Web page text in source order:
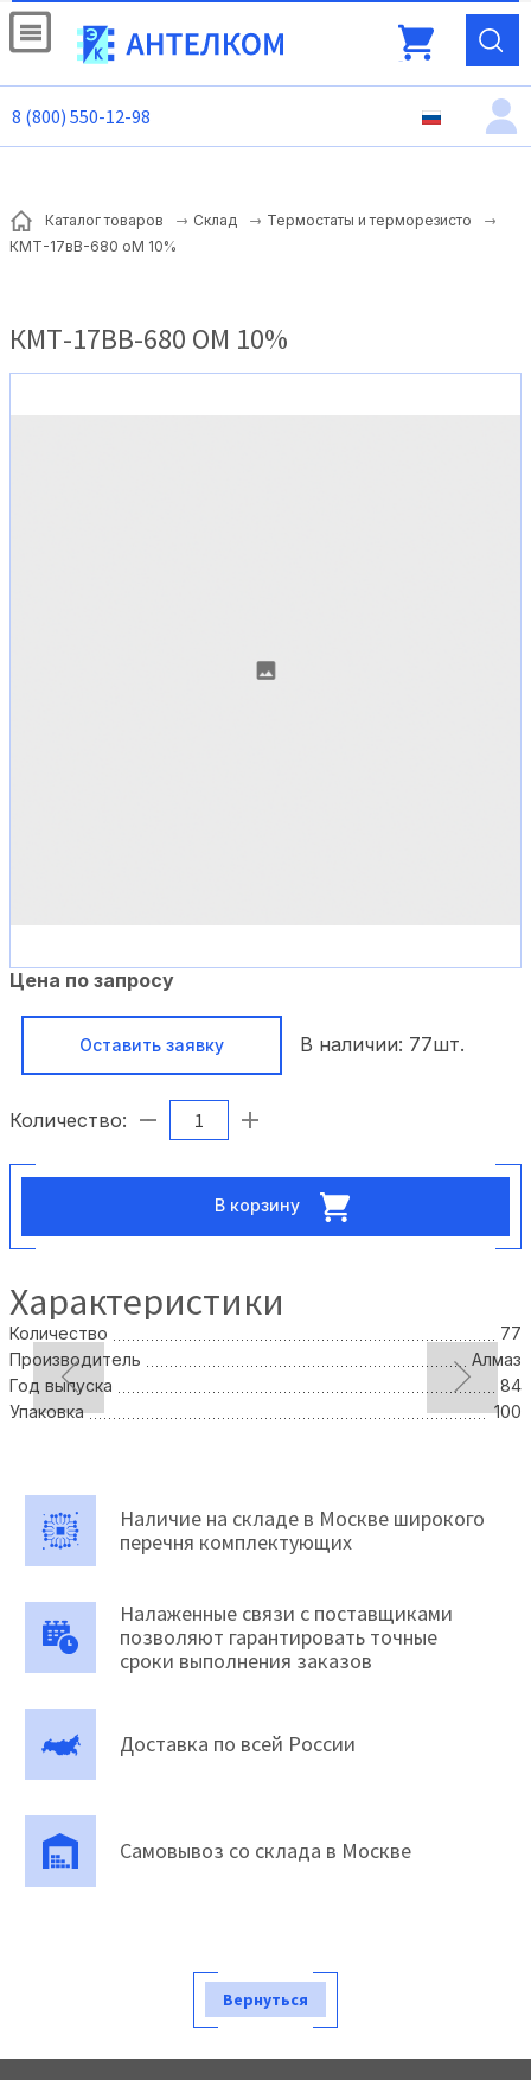
8 (800) 550-12-98
Каталог товаров Склад
Термостаты и терморезисто
КМТ-17вВ-680 оМ 10%
КМТ-17ВВ-680 ОМ 10%
Цена по запросу
Оставить заявку В наличии: 77шт.
Количество:
В корзину
Характеристики
Количество
77
Производитель
Алмаз
Год выпуска
84
Упаковка
100
Наличие на складе в Москве широкого
перечня комплектующих
Налаженные связи с поставщиками
позволяют гарантировать точные
сроки выполнения заказов
Доставка по всей России
Самовывоз со склада в Москве
Вернуться